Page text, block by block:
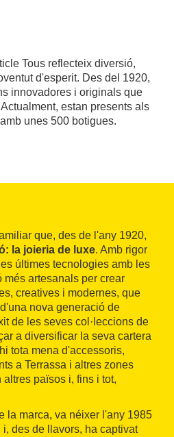
Tous reflecteix diversió,
d'esperit. Des del 1920,
innovadores i originals que
estan presents als
unes 500 botigues.
que, des de l'any 1920,
la joieria de luxe. Amb rigor
últimes tecnologies amb les
artesanals per crear
creatives i modernes, que
nova generació de
de les seves col·leccions de
a diversificar la seva cartera
tota mena d'accessoris,
a Terrassa i altres zones
països i, fins i tot,
la marca, va néixer l'any 1985
des de llavors, ha captivat